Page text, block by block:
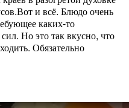
и всё. Блюдо очень
каких-то
Но это так вкусно, что
Обязательно